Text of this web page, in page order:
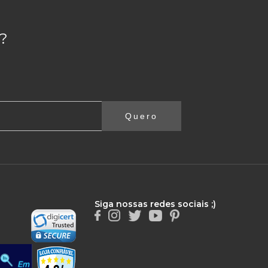
Quero
Siga nossas redes sociais ;)